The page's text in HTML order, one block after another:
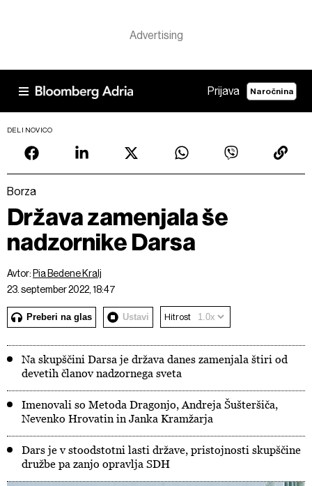
Prijava Naročnina
DELI NOVICO
Borza
Država zamenjala še
nadzornike Darsa
Avtor: Pia Bedene Kralj
23. september 2022, 18:47
Preberi na glas Ustavi Hitrost
Na skupščini Darsa je država danes zamenjala štiri od
devetih članov nadzornega sveta
Imenovali so Metoda Dragonjo, Andreja Šušteršiča,
Nevenko Hrovatin in Janka Kramžarja
Dars je v stoodstotni lasti države, pristojnosti skupščine
družbe pa zanjo opravlja SDH